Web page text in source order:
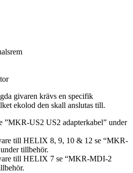
givaren krävs en specifik
ekolod den skall anslutas till.
”MKR-US2 US2 adapterkabel” under
till HELIX 8, 9, 10 & 12 se “MKR-
tillbehör.
till HELIX 7 se “MKR-MDI-2